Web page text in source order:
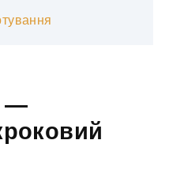
—